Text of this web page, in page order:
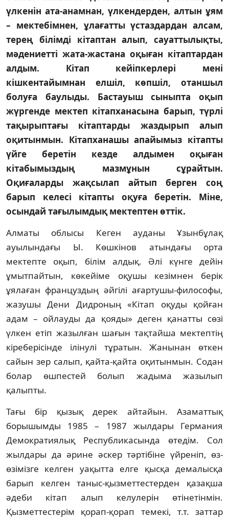
үлкенін ата-анамнан, үлкендерден, алтын ұям
– мектебімнен, ұлағатты үстаздардан алсам,
терең білімді кітаптан алып, сауаттылықты,
мәдениетті жата-жастана оқыған кітаптардан
алдым. Кітап кейіпкерлері мені
кішкентайымнан елшіл, көпшіл, отаншыл
болуға баулыды. Бастауыш сыныпта оқып
жүргенде мектеп кітапханасына барып, түрлі
тақырыптағы кітаптарды жаздырып алып
оқитынмын. Кітапханашы апайымыз кітапты
үйге беретін кезде алдымен оқыған
кітабымыздың мазмұнын сұрайтын.
Оқиғаларды жақсылап айтып берген соң
барып келесі кітапты оқуға беретін. Міне,
осындай тағылымдық мектептен өттік.
Алматы облысы Кеген ауданы Ұзынбұлақ
ауылындағы Ы. Көшкінов атындағы орта
мектепте оқып, білім алдық. Әлі күнге дейін
ұмытпайтын, көкейіме оқушы кезімнен берік
ұялаған француздың әйгілі ағартушы-философы,
жазушы Дени Дидроның «Кітап оқуды қойған
адам – ойлауды да қояды» деген қанатты сөзі
үлкен етіп жазылған шағын тақтайша мектептің
кіреберісінде ілінулі тұратын. Жанынан өткен
сайын зер салып, қайта-қайта оқитынмын. Содан
болар өшпестей болып жадыма жазылып
қалыпты.
Тағы бір қызық дерек айтайын. Азаматтық
борышымды 1985 – 1987 жылдары Германия
Демократиялық Республикасында өтедім. Сол
жылдары да әрине әскер тәртібіне үйреніп, өз-
өзімізге келген уақытта елге қысқа демалысқа
барып келген таныс-қызметтестерден қазақша
әдеби кітап алып келулерін өтінетінмін.
Қызметтестерім қорап-қорап темекі, т.т. заттар